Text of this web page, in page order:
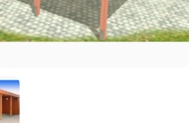
Garten
Schreinerei